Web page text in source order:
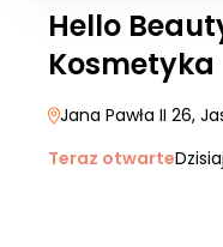
Hello
Kosmetyka
Jana Pawła II 26,
Teraz otwarte